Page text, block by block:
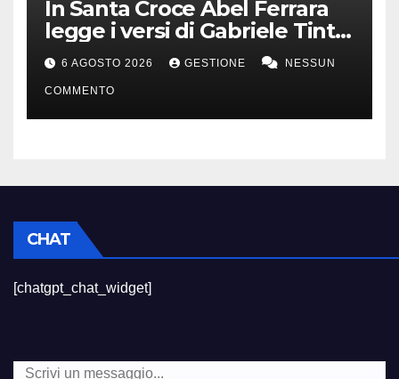
In Santa Croce Abel Ferrara
legge i versi di Gabriele Tinti
per Francesco d’Assisi
6 AGOSTO 2026 GESTIONE NESSUN
COMMENTO
CHAT
[chatgpt_chat_widget]